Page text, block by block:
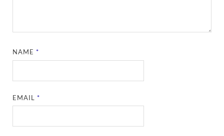
NAME*
EMAIL*